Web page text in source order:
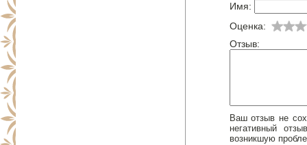
Имя:
Оценка:
Отзыв:
Ваш отзыв не
негативный
возникшую